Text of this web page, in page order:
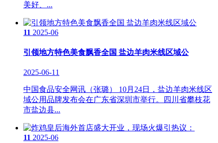
美好、...
11 2025-06
引领地方特色美食飘香全国 盐边羊肉米线区域公
2025-06-11
中国食品安全网讯（张璐） 10月24日，盐边羊肉米线区
域公用品牌发布会在广东省深圳市举行。四川省攀枝花
市盐边县...
11 2025-06